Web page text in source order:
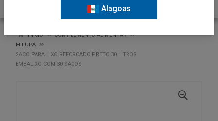
INÍCIO
COMPLEMENTO ALIMENTAR
MILUPA
SACO PARA LIXO REFORÇADO PRETO 30 LITROS
EMBALIXO COM 30 SACOS
Alagoas